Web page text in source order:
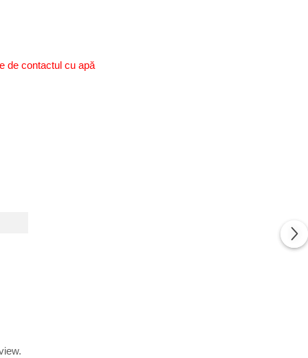
de contactul cu apă